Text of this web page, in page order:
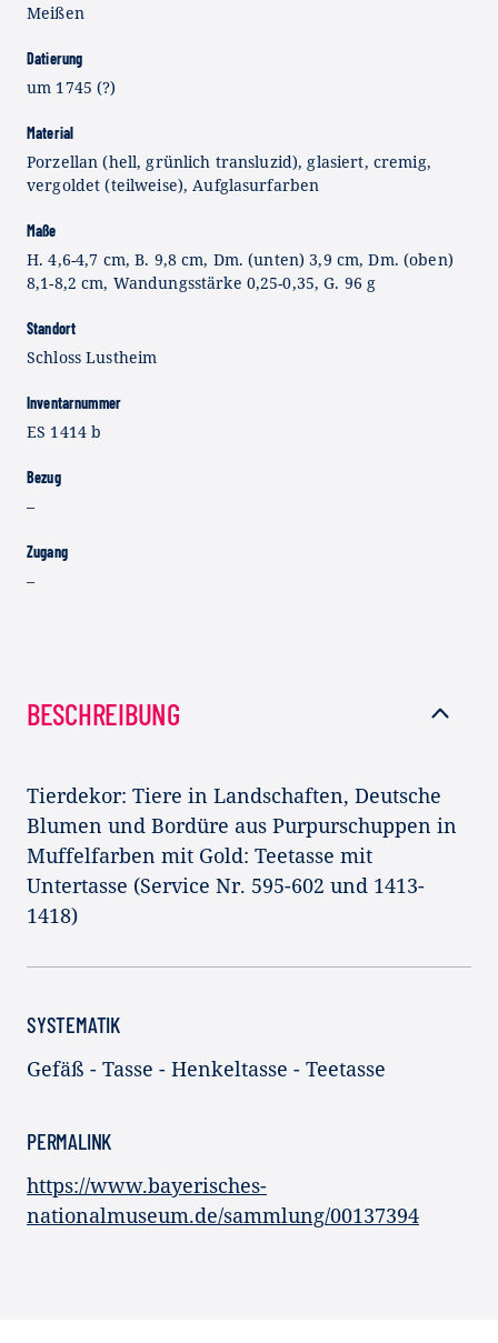
Meißen
Datierung
um 1745 (?)
Material
Porzellan (hell, grünlich transluzid), glasiert, cremig,
vergoldet (teilweise), Aufglasurfarben
Maße
H. 4,6-4,7 cm, B. 9,8 cm, Dm. (unten) 3,9 cm, Dm. (oben)
8,1-8,2 cm, Wandungsstärke 0,25-0,35, G. 96 g
Standort
Schloss Lustheim
Inventarnummer
ES 1414 b
Bezug
–
Zugang
–
BESCHREIBUNG
Tierdekor: Tiere in Landschaften, Deutsche
Blumen und Bordüre aus Purpurschuppen in
Muffelfarben mit Gold: Teetasse mit
Untertasse (Service Nr. 595-602 und 1413-
1418)
SYSTEMATIK
Gefäß - Tasse - Henkeltasse - Teetasse
PERMALINK
https://www.bayerisches-
nationalmuseum.de/sammlung/00137394